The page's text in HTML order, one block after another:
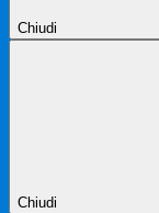
Chiudi
Chiudi